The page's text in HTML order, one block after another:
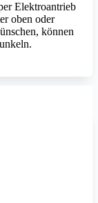
Elektroantrieb
oben oder
können